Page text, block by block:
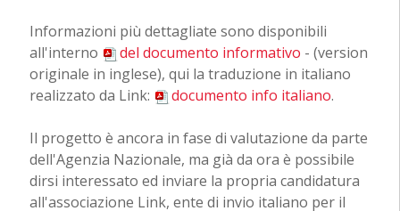
Informazioni più dettagliate sono disponibili
all'interno
del documento informativo - (version
originale in inglese), qui la traduzione in italiano
realizzato da Link:
documento info italiano.
Il progetto è ancora in fase di valutazione da parte
dell'Agenzia Nazionale, ma già da ora è possibile
dirsi interessato ed inviare la propria candidatura
all'associazione Link, ente di invio italiano per il